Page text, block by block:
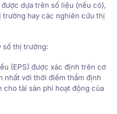
dựa trên số liệu (nếu có),
trường hay các nghiên cứu thị
số thị trường:
(EPS) được xác định trên cơ
nhất với thời điểm thẩm định
tài sản phi hoạt động của